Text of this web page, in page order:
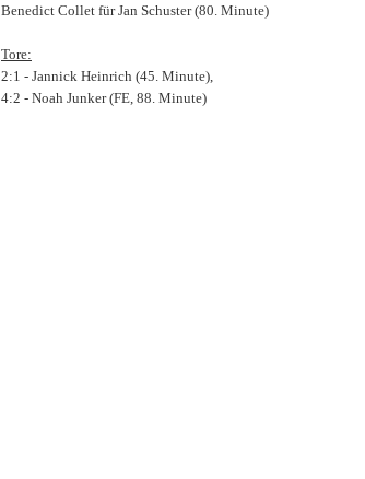
Benedict Collet für Jan Schuster (80. Minute)
Tore:
2:1 - Jannick Heinrich (45. Minute),
4:2 - Noah Junker (FE, 88. Minute)